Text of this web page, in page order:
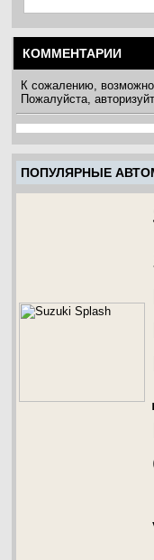
КОММЕНТАРИИ
К сожалению,
Пожалуйста,
ПОПУЛЯРНЫЕ